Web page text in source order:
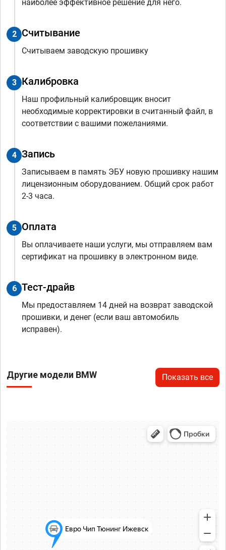
наиболее эффективное решение для него.
2 Считывание
Считываем заводскую прошивку
3 Калибровка
Наш профильный калибровщик вносит
необходимые корректировки в считанный файл, в
соответствии с вашими пожеланиями.
4 Запись
Записываем в память ЭБУ новую прошивку нашим
лицензионным оборудованием. Общий срок работ
2-3 часа.
5 Оплата
Вы оплачиваете наши услуги, мы отправляем вам
сертификат на прошивку в электронном виде.
6 Тест-драйв
Мы предоставляем 14 дней на возврат заводской
прошивки, и денег (если ваш автомобиль
исправен).
Другие модели BMW Показать все